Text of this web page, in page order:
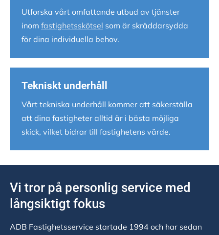
Utforska vårt omfattande utbud av tjänster
inom fastighetsskötsel som är skräddarsydda
för dina individuella behov.
Tekniskt underhåll
Vårt tekniska underhåll kommer att säkerställa
att dina fastigheter alltid är i bästa möjliga
skick, vilket bidrar till fastighetens värde.
Vi tror på personlig service med
långsiktigt fokus
ADB Fastighetsservice startade 1994 och har sedan